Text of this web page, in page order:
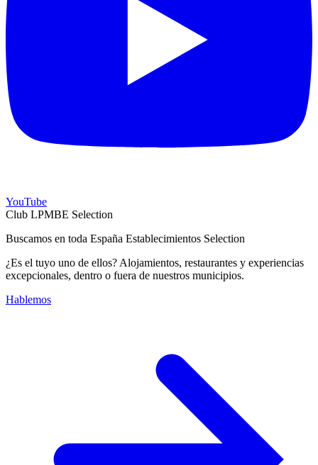
YouTube
Club LPMBE Selection
Buscamos en toda España Establecimientos Selection
¿Es el tuyo uno de ellos? Alojamientos, restaurantes y experiencias
excepcionales, dentro o fuera de nuestros municipios.
Hablemos